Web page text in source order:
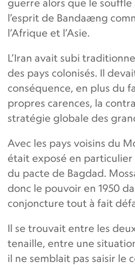
guerre alors que le
l’esprit de Bandaæng
l’Afrique et l’Asie.
L’Iran avait subi
des pays colonisés. Il
conséquence, en plus du
propres carences, la
stratégie globale des
Avec les pays voisins du
était exposé en particulier
du pacte de Bagdad.
donc le pouvoir en 1950
conjoncture tout à fait
Il se trouvait entre les
tenaille, entre une
il ne semblait pas saisir le